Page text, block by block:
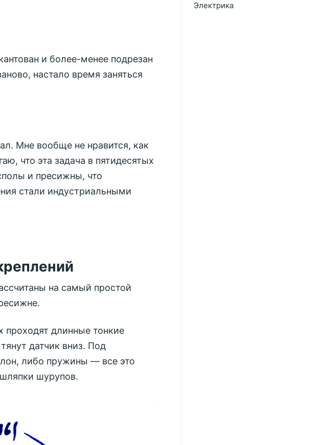
Электрика
и более-менее подрезан
настало время заняться
Мне вообще не нравится, как
что эта задача в пятидесятых
и пресижны, что
стали индустриальными
на самый простой
проходят длинные тонкие
датчик вниз. Под
либо пружины — все это
шляпки шурупов.